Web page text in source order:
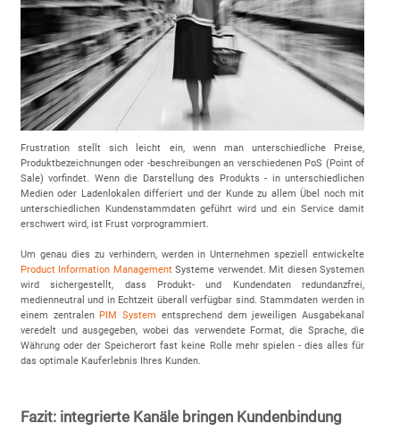
Frustration stellt sich leicht ein, wenn man unterschiedliche Preise,
Produktbezeichnungen oder -beschreibungen an verschiedenen PoS (Point of
Sale) vorfindet. Wenn die Darstellung des Produkts - in unterschiedlichen
Medien oder Ladenlokalen differiert und der Kunde zu allem Übel noch mit
unterschiedlichen Kundenstammdaten geführt wird und ein Service damit
erschwert wird, ist Frust vorprogrammiert.
Um genau dies zu verhindern, werden in Unternehmen speziell entwickelte
Product Information ManagementSysteme verwendet. Mit diesen Systemen
wird sichergestellt, dass Produkt- und Kundendaten redundanzfrei,
medienneutral und in Echtzeit überall verfügbar sind. Stammdaten werden in
einem zentralen PIM System entsprechend dem jeweiligen Ausgabekanal
veredelt und ausgegeben, wobei das verwendete Format, die Sprache, die
Währung oder der Speicherort fast keine Rolle mehr spielen - dies alles für
das optimale Kauferlebnis Ihres Kunden.
Fazit: integrierte Kanäle bringen Kundenbindung